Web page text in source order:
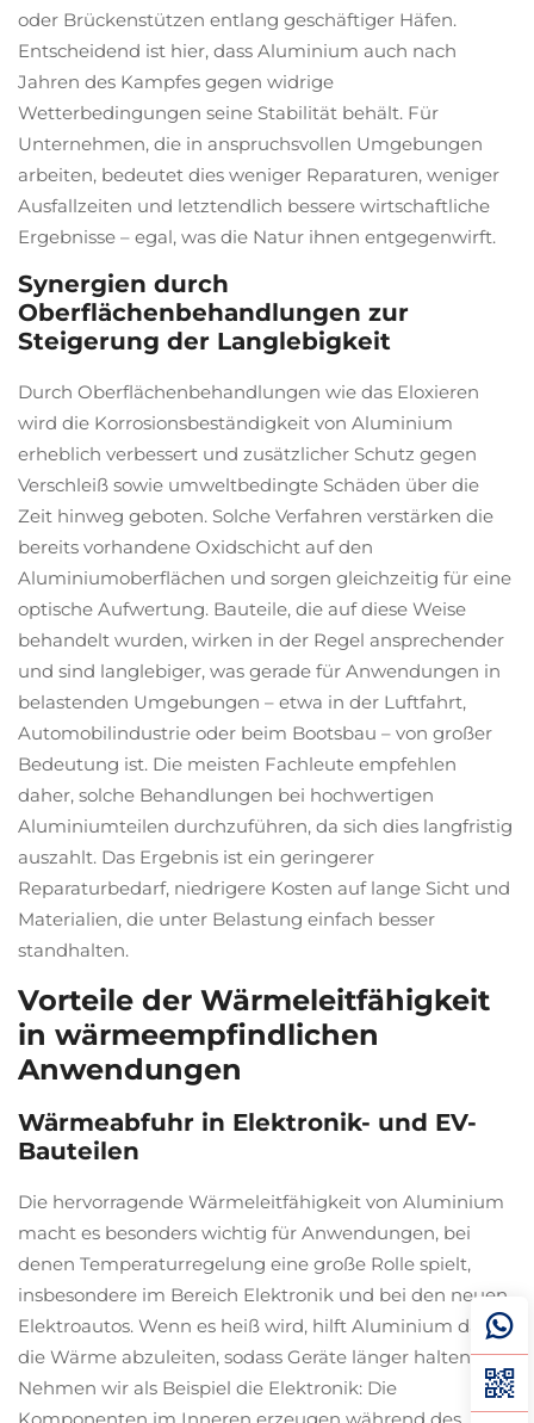
oder Brückenstützen entlang geschäftiger Häfen.
Entscheidend ist hier, dass Aluminium auch nach
Jahren des Kampfes gegen widrige
Wetterbedingungen seine Stabilität behält. Für
Unternehmen, die in anspruchsvollen Umgebungen
arbeiten, bedeutet dies weniger Reparaturen, weniger
Ausfallzeiten und letztendlich bessere wirtschaftliche
Ergebnisse – egal, was die Natur ihnen entgegenwirft.
Synergien durch
Oberflächenbehandlungen zur
Steigerung der Langlebigkeit
Durch Oberflächenbehandlungen wie das Eloxieren
wird die Korrosionsbeständigkeit von Aluminium
erheblich verbessert und zusätzlicher Schutz gegen
Verschleiß sowie umweltbedingte Schäden über die
Zeit hinweg geboten. Solche Verfahren verstärken die
bereits vorhandene Oxidschicht auf den
Aluminiumoberflächen und sorgen gleichzeitig für eine
optische Aufwertung. Bauteile, die auf diese Weise
behandelt wurden, wirken in der Regel ansprechender
und sind langlebiger, was gerade für Anwendungen in
belastenden Umgebungen – etwa in der Luftfahrt,
Automobilindustrie oder beim Bootsbau – von großer
Bedeutung ist. Die meisten Fachleute empfehlen
daher, solche Behandlungen bei hochwertigen
Aluminiumteilen durchzuführen, da sich dies langfristig
auszahlt. Das Ergebnis ist ein geringerer
Reparaturbedarf, niedrigere Kosten auf lange Sicht und
Materialien, die unter Belastung einfach besser
standhalten.
Vorteile der Wärmeleitfähigkeit
in wärmeempfindlichen
Anwendungen
Wärmeabfuhr in Elektronik- und EV-
Bauteilen
Die hervorragende Wärmeleitfähigkeit von Aluminium
macht es besonders wichtig für Anwendungen, bei
denen Temperaturregelung eine große Rolle spielt,
insbesondere im Bereich Elektronik und bei den neuen
Elektroautos. Wenn es heiß wird, hilft Aluminium dabei,
die Wärme abzuleiten, sodass Geräte länger halten.
Nehmen wir als Beispiel die Elektronik: Die